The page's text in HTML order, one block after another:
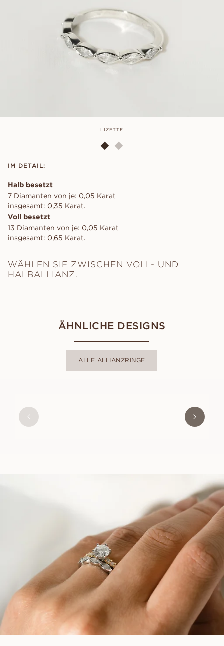
LIZETTE
IM DETAIL:
Halb besetzt
7 Diamanten von je: 0,05 Karat
insgesamt: 0,35 Karat.
Voll besetzt
13 Diamanten von je: 0,05 Karat
insgesamt: 0,65 Karat.
WÄHLEN SIE ZWISCHEN VOLL- UND
HALBALLIANZ.
ÄHNLICHE DESIGNS
ALLE ALLIANZRINGE